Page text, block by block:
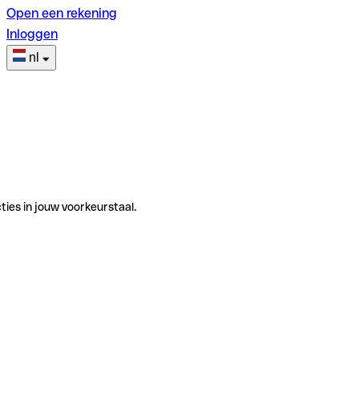
Open een rekening
Inloggen
nl
in jouw voorkeurstaal.